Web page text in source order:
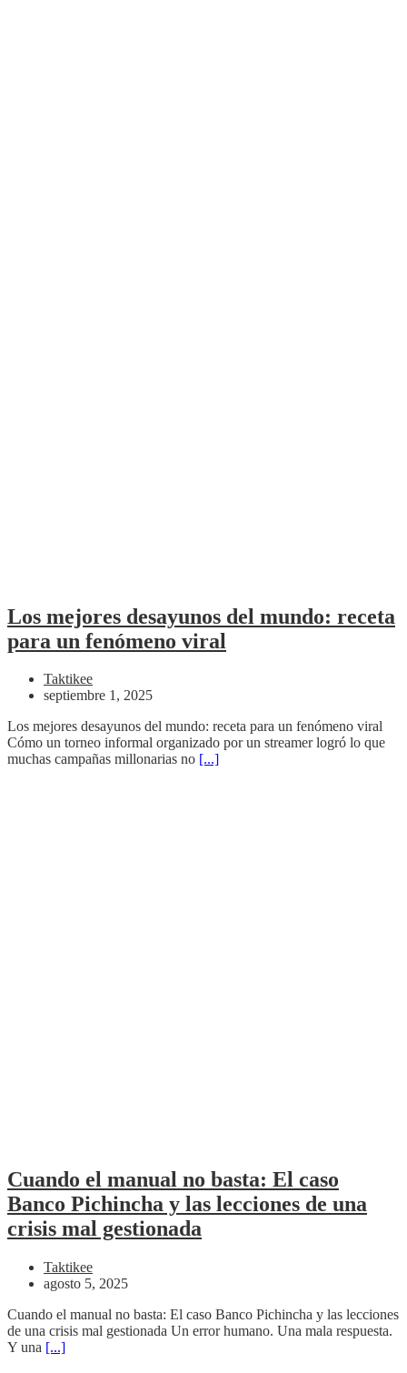
Los mejores desayunos del mundo: receta
para un fenómeno viral
Taktikee
septiembre 1, 2025
Los mejores desayunos del mundo: receta para un fenómeno viral
Cómo un torneo informal organizado por un streamer logró lo que
muchas campañas millonarias no [...]
Cuando el manual no basta: El caso
Banco Pichincha y las lecciones de una
crisis mal gestionada
Taktikee
agosto 5, 2025
Cuando el manual no basta: El caso Banco Pichincha y las lecciones
de una crisis mal gestionada Un error humano. Una mala respuesta.
Y una [...]